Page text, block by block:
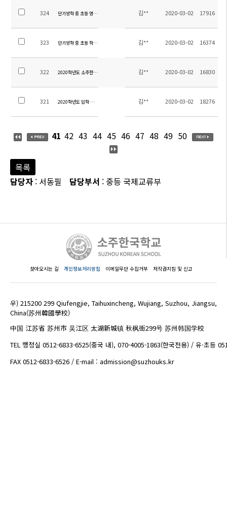
324 단기방학 중 초등 영어/중국어 과제 안내 김** 2020-03-02 17916
323 단기방학 중 초등 학년별 과제 안내 김** 2020-03-02 16374
322 2020학년도 소주한국학교 업무분장 김** 2020-03-02 16830
321 2020학년도 입학 및 개학 계획 김** 2020-03-02 18276
41 42 43 44 45 46 47 48 49 50
목록
담당자 : 서동필 담당부서 : 중등 국제교류부
찾아오시는 길 개인정보처리방침 이메일무단 수집거부 저작권지침 및 신고
우) 215200 299 Qiufengjie, Taihuxincheng, Wujiang, Suzhou, Jiangsu,
China(苏州韓國學校)
中国 江苏省 苏州市 吴江区 太湖新城镇 秋枫街299号 苏州韩国学校
TEL 행정실 0512-6833-6525(중국 내), 070-4005-1863(한국전용) / 유·초등
FAX 0512-6833-6526 / E-mail : admission@suzhouks.kr